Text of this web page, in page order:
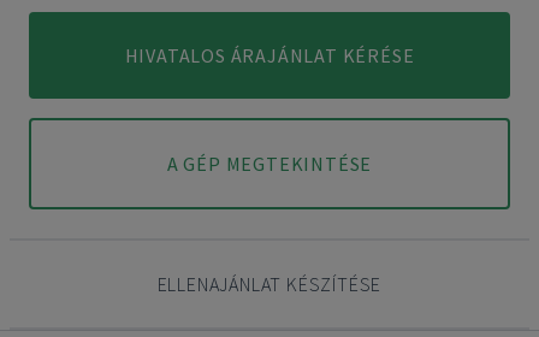
HIVATALOS ÁRAJÁNLAT KÉRÉSE
A GÉP MEGTEKINTÉSE
ELLENAJÁNLAT KÉSZÍTÉSE